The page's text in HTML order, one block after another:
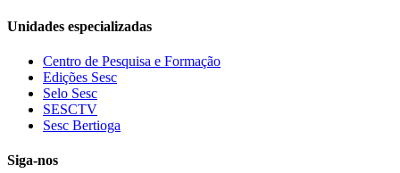
Unidades especializadas
Centro de Pesquisa e Formação
Edições Sesc
Selo Sesc
SESCTV
Sesc Bertioga
Siga-nos